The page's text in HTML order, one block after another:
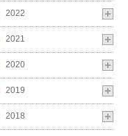
2022
2021
2020
2019
2018